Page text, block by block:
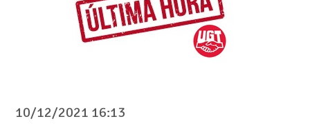
10/12/2021 16:13